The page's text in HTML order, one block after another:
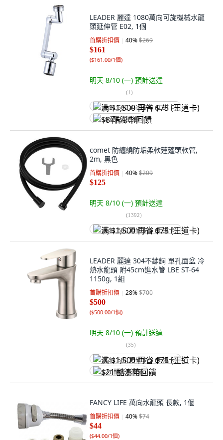
LEADER 麗達 1080萬向可旋機械水龍
頭延伸管 E02, 1個
首購折扣價 40%$269
$161
($161.00/1個)
明天 8/10 (一) 預計送達
(1)
满 $1,500 再省 $75 (王道卡)
$8 酷澎幣回饋
comet 防纏繞防垢柔軟蓮蓬頭軟管,
2m, 黑色
首購折扣價 40%$209
$125
明天 8/10 (一) 預計送達
(1392)
满 $1,500 再省 $75 (王道卡)
LEADER 麗達 304不鏽鋼 單孔面盆 冷
熱水龍頭 附45cm進水管 LBE ST-64
1150g, 1組
首購折扣價 28%$700
$500
($500.00/1個)
明天 8/10 (一) 預計送達
(35)
满 $1,500 再省 $75 (王道卡)
$21 酷澎幣回饋
FANCY LIFE 萬向水龍頭 長款, 1個
首購折扣價 40%$74
$44
($44.00/1個)